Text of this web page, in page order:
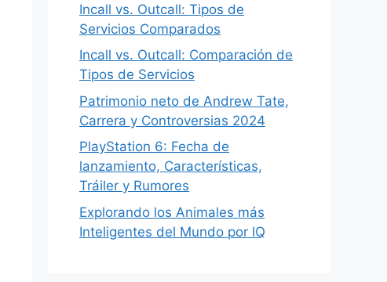
Incall vs. Outcall: Tipos de
Servicios Comparados
Incall vs. Outcall: Comparación de
Tipos de Servicios
Patrimonio neto de Andrew Tate,
Carrera y Controversias 2024
PlayStation 6: Fecha de
lanzamiento, Características,
Tráiler y Rumores
Explorando los Animales más
Inteligentes del Mundo por IQ